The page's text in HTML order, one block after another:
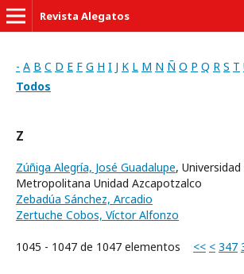
Revista Alegatos
- A B C D E F G H I J K L M N Ñ O P Q R S T
Todos
Z
Zúñiga Alegría, José Guadalupe,
Metropolitana Unidad Azcapotzalco
Zebadúa Sánchez, Arcadio
Zertuche Cobos, Víctor Alfonzo
1045 - 1047 de 1047 elementos << < 347